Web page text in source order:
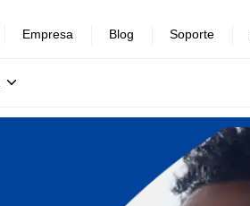
Empresa Blog Soporte